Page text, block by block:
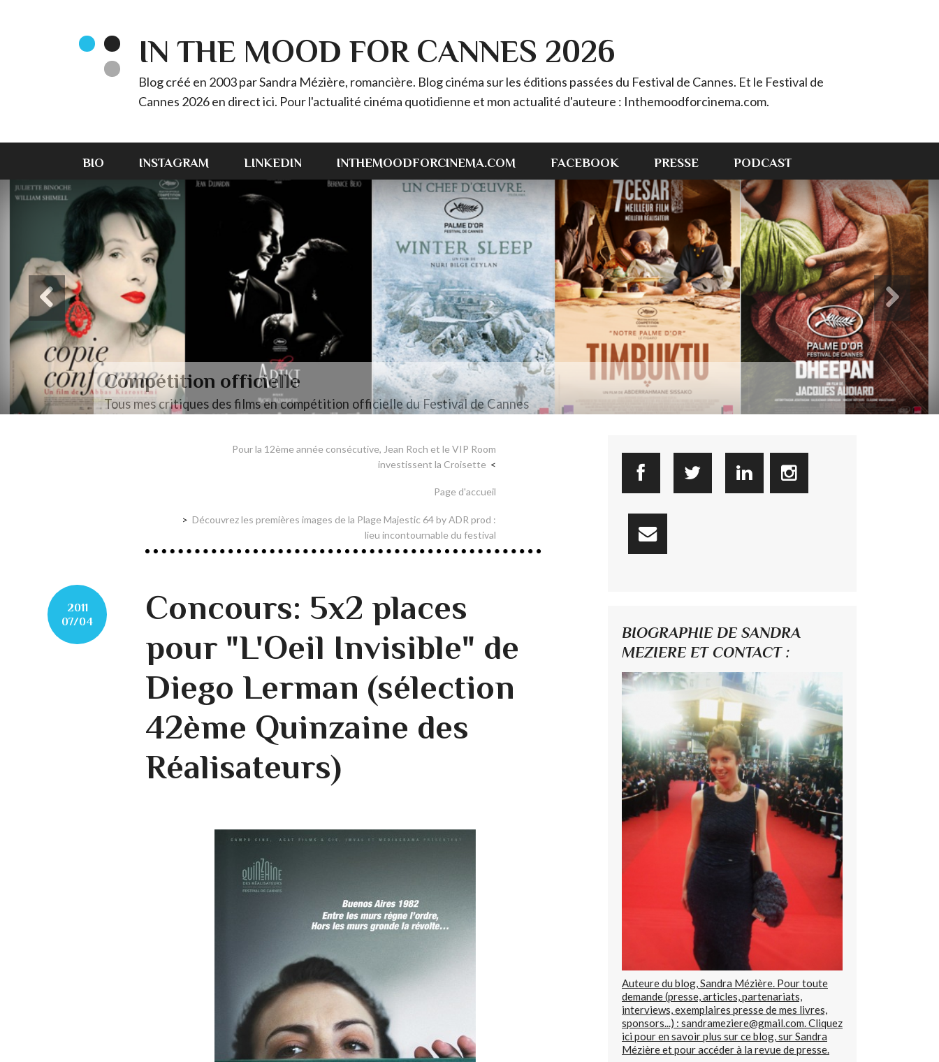
IN THE MOOD FOR CANNES 2026
Blog créé en 2003 par Sandra Mézière, romancière. Blog cinéma sur les éditions passées du Festival de Cannes. Et le Festival de
Cannes 2026 en direct ici. Pour l'actualité cinéma quotidienne et mon actualité d'auteure : Inthemoodforcinema.com.
BIO INSTAGRAM LINKEDIN INTHEMOODFORCINEMA.COM FACEBOOK PRESSE PODCAST
Compétition officielle
Tous mes critiques des films en compétition officielle du Festival de Cannes
Pour la 12ème année consécutive, Jean Roch et le VIP Room
investissent la Croisette
Page d'accueil
Découvrez les premières images de la Plage Majestic 64 by ADR prod :
lieu incontournable du festival
2011
07/04
Concours: 5x2 places
pour "L'Oeil Invisible" de
Diego Lerman (sélection
42ème Quinzaine des
Réalisateurs)
BIOGRAPHIE DE SANDRA
MEZIERE ET CONTACT :
Auteure du blog, Sandra Mézière. Pour toute
demande (presse, articles, partenariats,
interviews, exemplaires presse de mes livres,
sponsors...) : sandrameziere@gmail.com. Cliquez
ici pour en savoir plus sur ce blog, sur Sandra
Mézière et pour accéder à la revue de presse.